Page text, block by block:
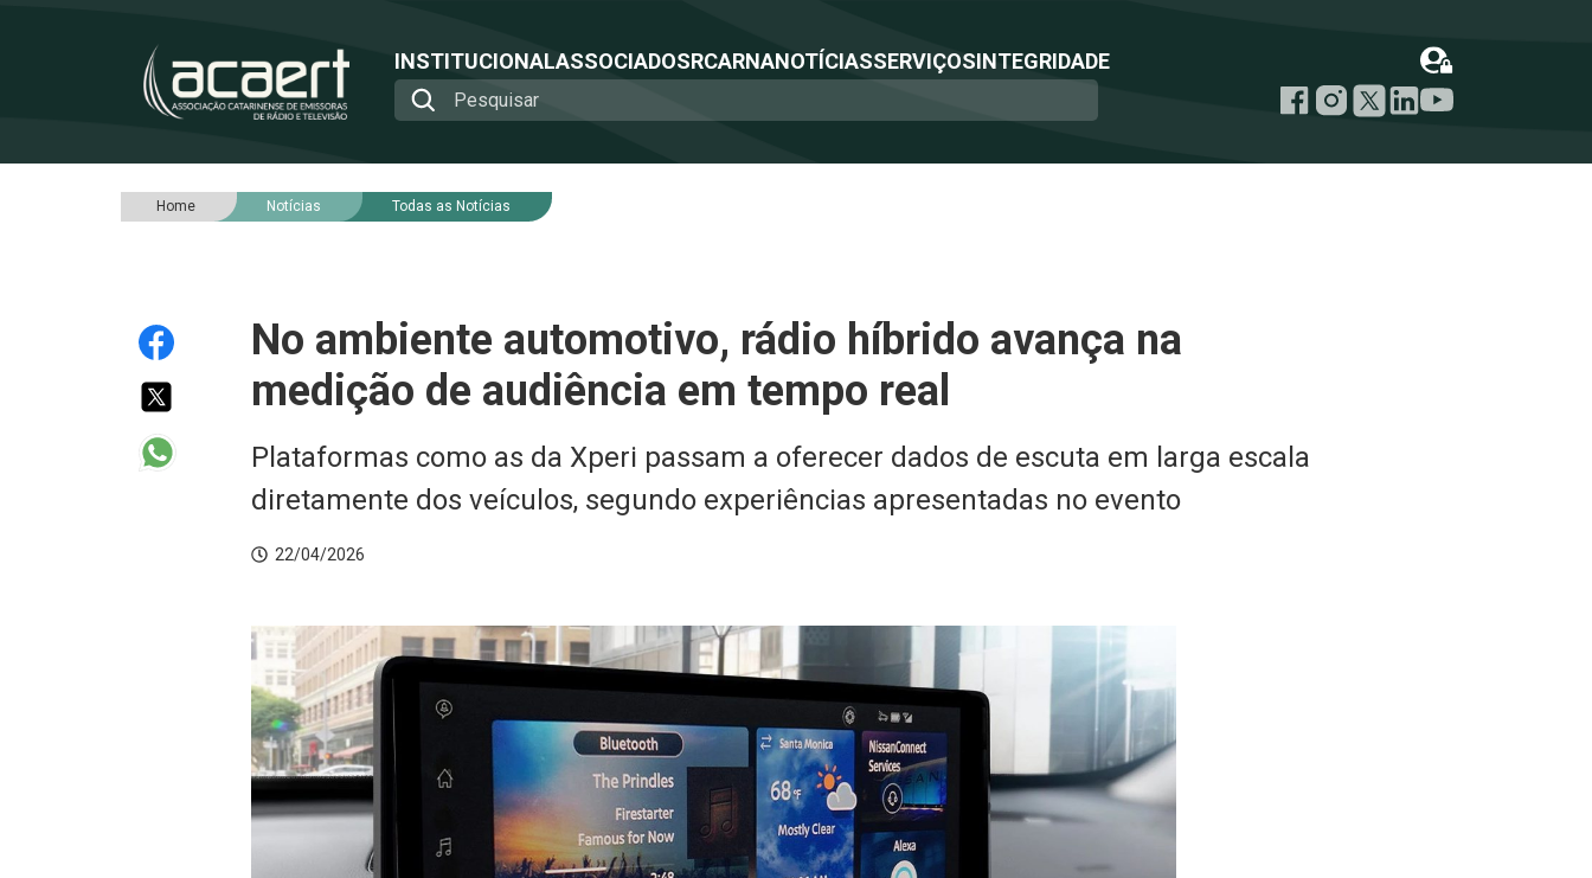
INSTITUCIONALASSOCIADOSRCARNANOTÍCIASSERVIÇOSINTEGRIDADE
Home Notícias Todas as Notícias
No ambiente automotivo, rádio híbrido avança na
medição de audiência em tempo real
Plataformas como as da Xperi passam a oferecer dados de escuta em larga escala
diretamente dos veículos, segundo experiências apresentadas no evento
22/04/2026